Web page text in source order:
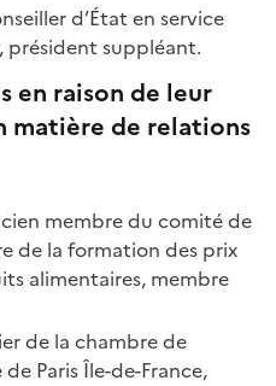
d’État en service
président suppléant.
en raison de leur
matière de relations
membre du comité de
de la formation des prix
alimentaires, membre
de la chambre de
Paris Île-de-France,